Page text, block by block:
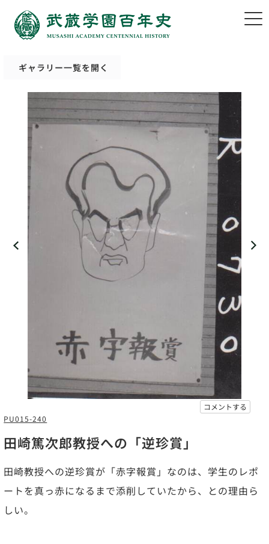
ギャラリー一覧を開く
コメントする
PU015-240
田崎篤次郎教授への「逆珍賞」
田崎教授への逆珍賞が「赤字報賞」なのは、学生のレポ
ートを真っ赤になるまで添削していたから、との理由ら
しい。